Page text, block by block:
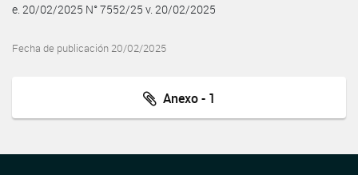
e. 20/02/2025 N° 7552/25 v. 20/02/2025
Fecha de publicación 20/02/2025
Anexo - 1